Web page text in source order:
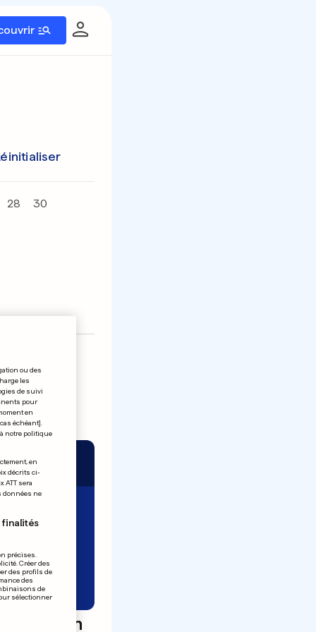
28 30
gratuit en
ou des
les
de suivi
pour
en
échéant].
notre politique
en
décrits ci-
ATT sera
données ne
finalités
précises.
Créer des
des profils de
des
de
sélectionner